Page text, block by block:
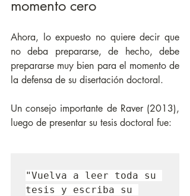
momento cero
Ahora, lo expuesto no quiere decir que
no deba prepararse, de hecho, debe
prepararse muy bien para el momento de
la defensa de su disertación doctoral.
Un consejo importante de Raver (2013),
luego de presentar su tesis doctoral fue:
"Vuelva a leer toda su
tesis y escriba su